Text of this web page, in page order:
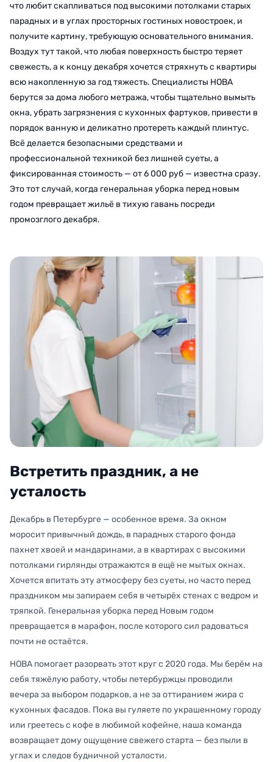
что любит скапливаться под высокими потолками старых
парадных и в углах просторных гостиных новостроек, и
получите картину, требующую основательного внимания.
Воздух тут такой, что любая поверхность быстро теряет
свежесть, а к концу декабря хочется стряхнуть с квартиры
всю накопленную за год тяжесть. Специалисты НОВА
берутся за дома любого метража, чтобы тщательно вымыть
окна, убрать загрязнения с кухонных фартуков, привести в
порядок ванную и деликатно протереть каждый плинтус.
Всё делается безопасными средствами и
профессиональной техникой без лишней суеты, а
фиксированная стоимость — от 6 000 руб — известна сразу.
Это тот случай, когда генеральная уборка перед новым
годом превращает жильё в тихую гавань посреди
промозглого декабря.
Встретить праздник, а не
усталость
Декабрь в Петербурге — особенное время. За окном
моросит привычный дождь, в парадных старого фонда
пахнет хвоей и мандаринами, а в квартирах с высокими
потолками гирлянды отражаются в ещё не мытых окнах.
Хочется впитать эту атмосферу без суеты, но часто перед
праздником мы запираем себя в четырёх стенах с ведром и
тряпкой. Генеральная уборка перед Новым годом
превращается в марафон, после которого сил радоваться
почти не остаётся.
НОВА помогает разорвать этот круг с 2020 года. Мы берём на
себя тяжёлую работу, чтобы петербуржцы проводили
вечера за выбором подарков, а не за оттиранием жира с
кухонных фасадов. Пока вы гуляете по украшенному городу
или греетесь с кофе в любимой кофейне, наша команда
возвращает дому ощущение свежего старта — без пыли в
углах и следов будничной усталости.